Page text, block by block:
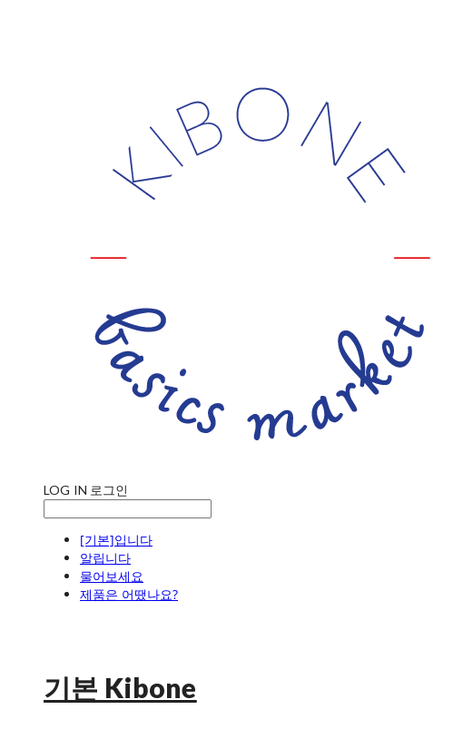
LOG IN 로그인
[기본]입니다
알립니다
물어보세요
제품은 어땠나요?
기본 Kibone